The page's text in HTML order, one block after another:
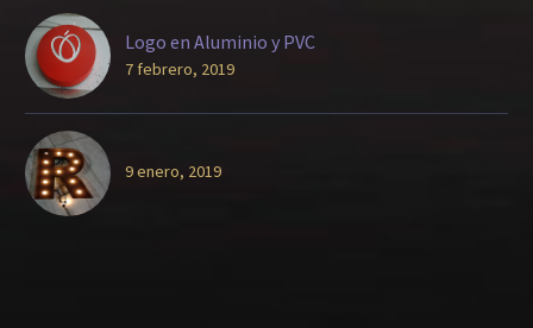
Logo en Aluminio y PVC
7 febrero, 2019
9 enero, 2019